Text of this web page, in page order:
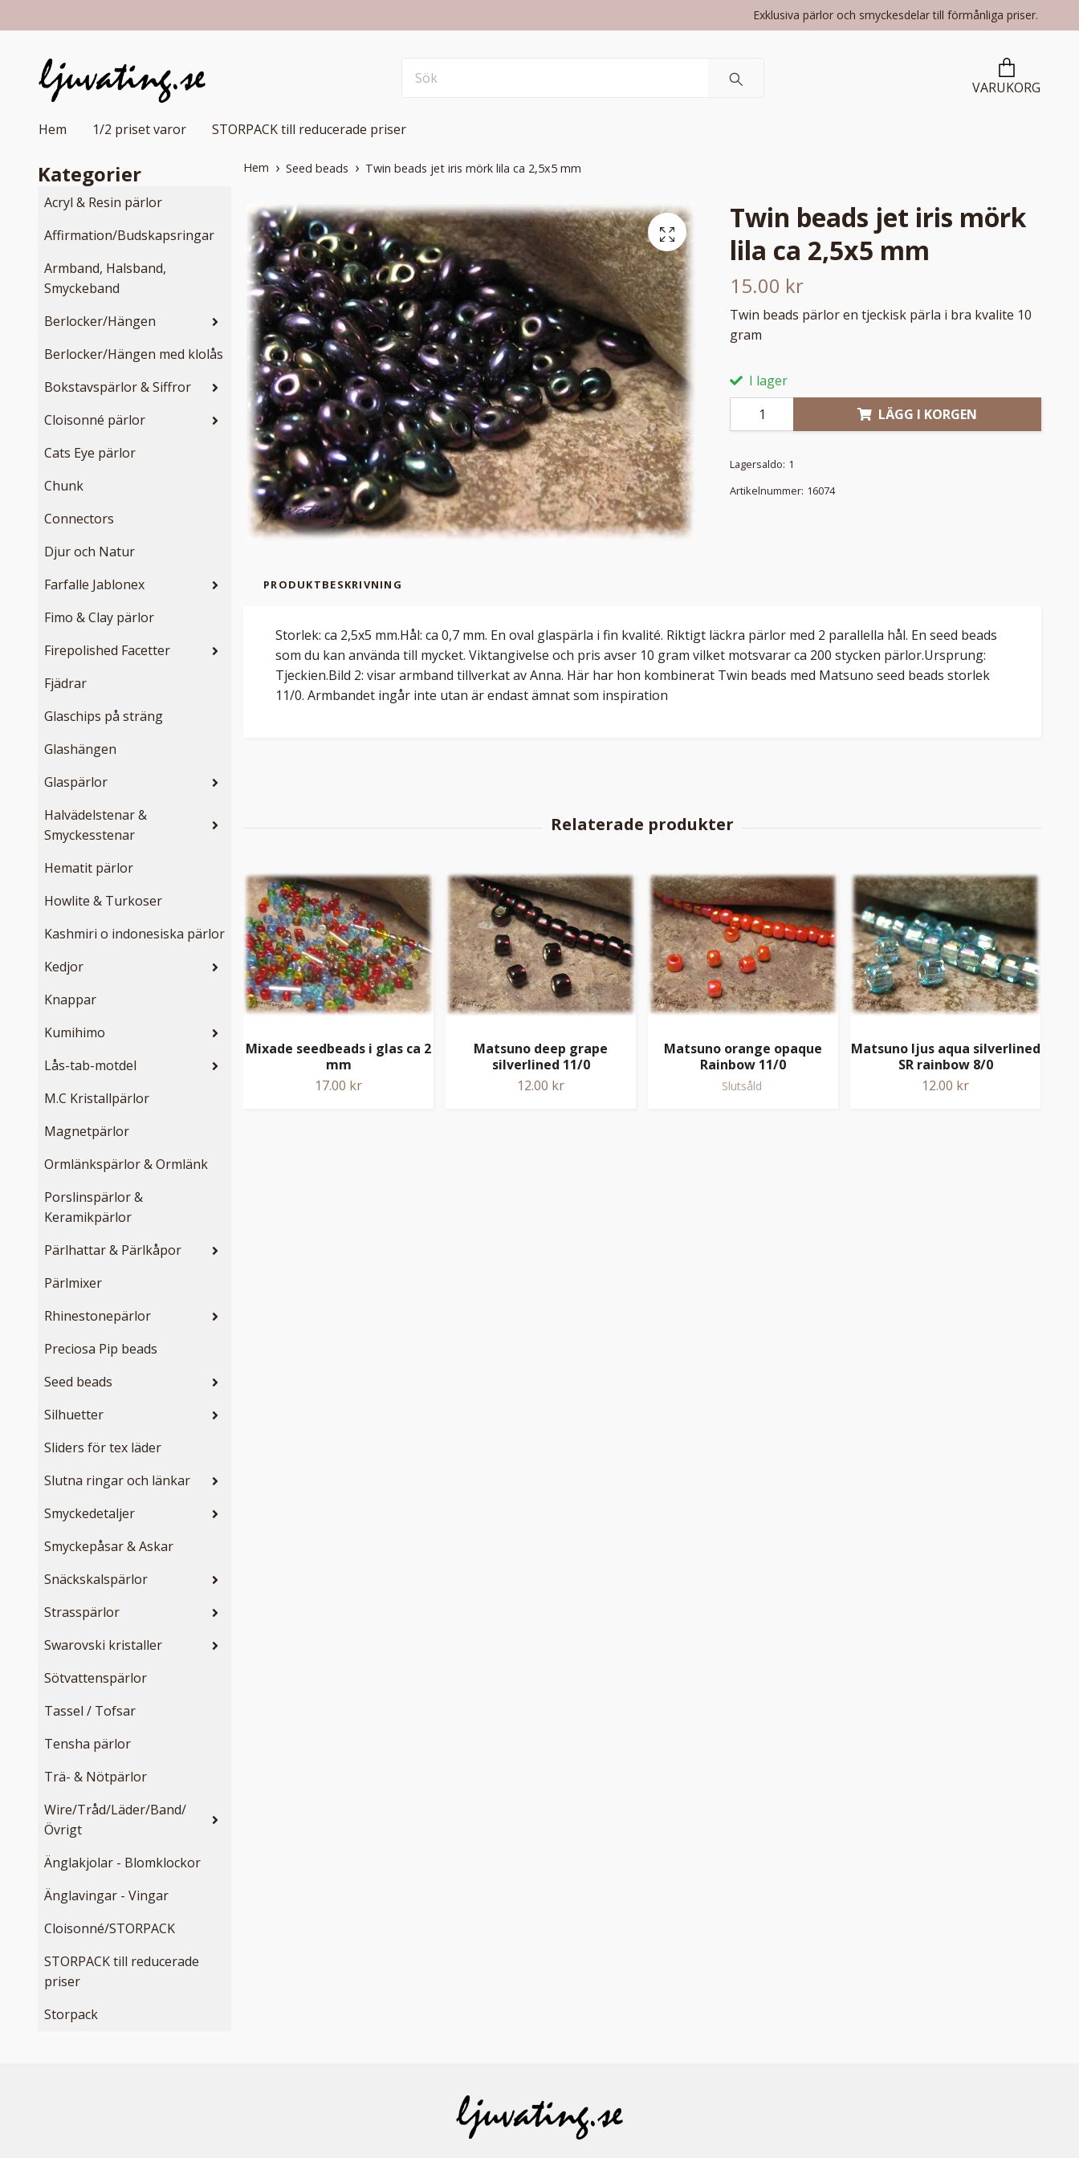
Exklusiva pärlor och smyckesdelar till förmånliga priser.
VARUKORG
Hem 1/2 priset varor STORPACK till reducerade priser
Kategorier
Acryl & Resin pärlor
Affirmation/Budskapsringar
Armband, Halsband,
Smyckeband
Berlocker/Hängen
Berlocker/Hängen med klolås
Bokstavspärlor & Siffror
Cloisonné pärlor
Cats Eye pärlor
Chunk
Connectors
Djur och Natur
Farfalle Jablonex
Fimo & Clay pärlor
Firepolished Facetter
Fjädrar
Glaschips på sträng
Glashängen
Glaspärlor
Halvädelstenar &
Smyckesstenar
Hematit pärlor
Howlite & Turkoser
Kashmiri o indonesiska pärlor
Kedjor
Knappar
Kumihimo
Lås-tab-motdel
M.C Kristallpärlor
Magnetpärlor
Ormlänkspärlor & Ormlänk
Porslinspärlor &
Keramikpärlor
Pärlhattar & Pärlkåpor
Pärlmixer
Rhinestonepärlor
Preciosa Pip beads
Seed beads
Silhuetter
Sliders för tex läder
Slutna ringar och länkar
Smyckedetaljer
Smyckepåsar & Askar
Snäckskalspärlor
Strasspärlor
Swarovski kristaller
Sötvattenspärlor
Tassel / Tofsar
Tensha pärlor
Trä- & Nötpärlor
Wire/Tråd/Läder/Band/
Övrigt
Änglakjolar - Blomklockor
Änglavingar - Vingar
Cloisonné/STORPACK
STORPACK till reducerade
priser
Storpack
Hem Seed beads Twin beads jet iris mörk lila ca 2,5x5 mm
Twin beads jet iris mörk
lila ca 2,5x5 mm
15.00 kr
Twin beads pärlor en tjeckisk pärla i bra kvalite 10
gram
I lager
LÄGG I KORGEN
Lagersaldo: 1
Artikelnummer: 16074
PRODUKTBESKRIVNING
Storlek: ca 2,5x5 mm.Hål: ca 0,7 mm. En oval glaspärla i fin kvalité. Riktigt läckra pärlor med 2 parallella hål. En seed beads
som du kan använda till mycket. Viktangivelse och pris avser 10 gram vilket motsvarar ca 200 stycken pärlor.Ursprung:
Tjeckien.Bild 2: visar armband tillverkat av Anna. Här har hon kombinerat Twin beads med Matsuno seed beads storlek
11/0. Armbandet ingår inte utan är endast ämnat som inspiration
Mixade seedbeads i glas ca 2
mm
17.00 kr
Matsuno deep grape
silverlined 11/0
12.00 kr
Matsuno orange opaque
Rainbow 11/0
Slutsåld
Matsuno ljus aqua silverlined
SR rainbow 8/0
12.00 kr